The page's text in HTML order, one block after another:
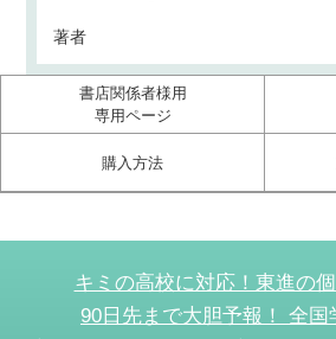
著者
書店関係者様用
専用ページ
購入方法
キミの高校に対応！東進の
90日先まで大胆予報！ 全国